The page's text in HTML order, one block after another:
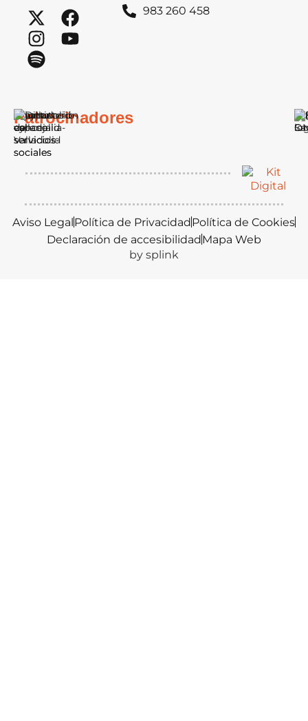
983 260 458
Patrocinadores
Aviso LegalPolítica de PrivacidadPolítica de Cookies
Declaración de accesibilidadMapa Web
by splink